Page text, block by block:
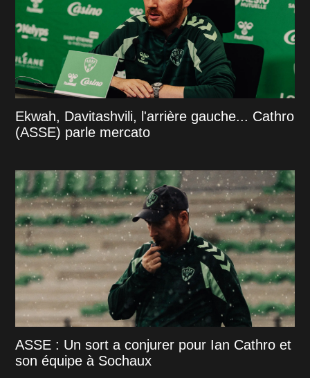
Ekwah, Davitashvili, l'arrière gauche... Cathro
(ASSE) parle mercato
ASSE : Un sort a conjurer pour Ian Cathro et
son équipe à Sochaux